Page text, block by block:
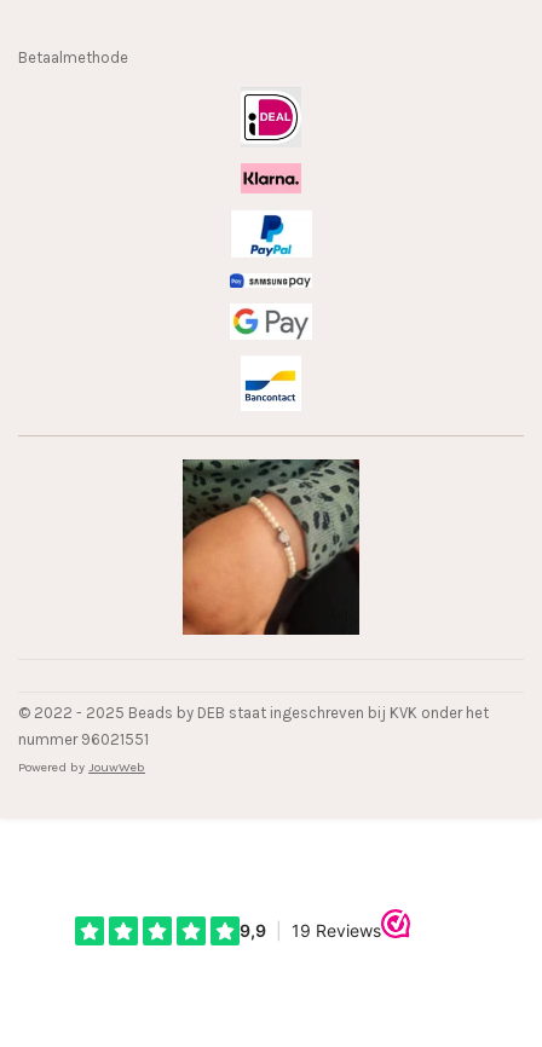
Betaalmethode
© 2022 - 2025 Beads by DEB staat ingeschreven bij KVK onder het
nummer 96021551
Powered by JouwWeb